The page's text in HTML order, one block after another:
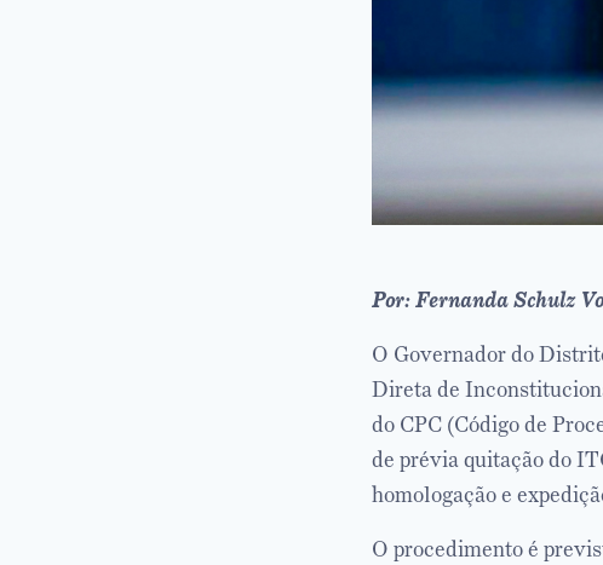
Por: Fernanda Schulz
O Governador do
Direta de
do CPC (Código de
de prévia quitação do
homologação e
O procedimento é